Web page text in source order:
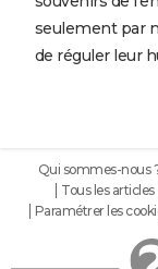
seulement par
de réguler leur
Qui sommes-nous
Tous les articles
Paramétrer les